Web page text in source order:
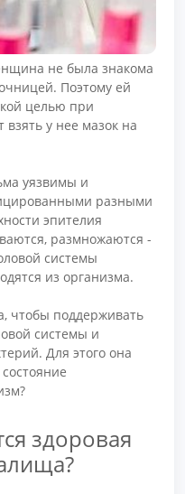
не была знакома
Поэтому ей
целью при
взять у нее мазок на
уязвимы и
разными
эпителия
размножаются -
системы
из организма.
чтобы поддерживать
системы и
Для этого она
здоровая